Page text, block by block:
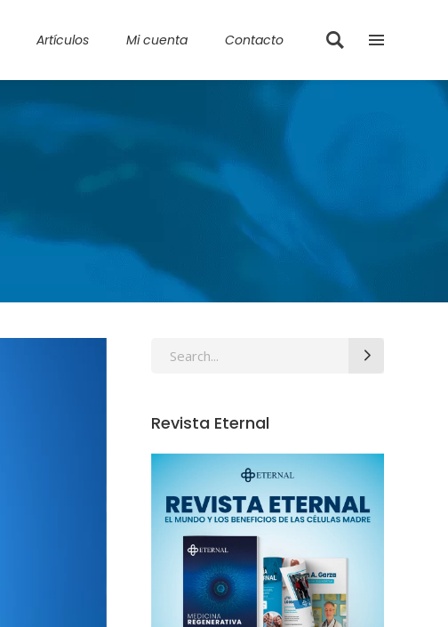
Artículos Mi cuenta Contacto
Revista Eternal